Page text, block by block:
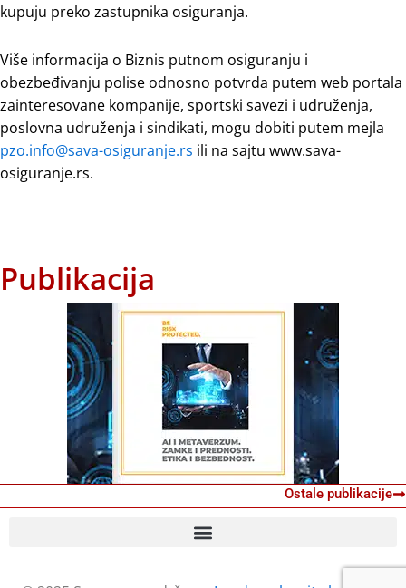
kupuju preko zastupnika osiguranja.
Više informacija o Biznis putnom osiguranju i
obezbeđivanju polise odnosno potvrda putem web portala
zainteresovane kompanije, sportski savezi i udruženja,
poslovna udruženja i sindikati, mogu dobiti putem mejla
pzo.info@sava-osiguranje.rs ili na sajtu www.sava-
osiguranje.rs.
Publikacija
Ostale publikacije